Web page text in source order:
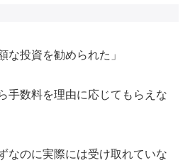
な投資を勧められた」
手数料を理由に応じてもらえな
なのに実際には受け取れていな